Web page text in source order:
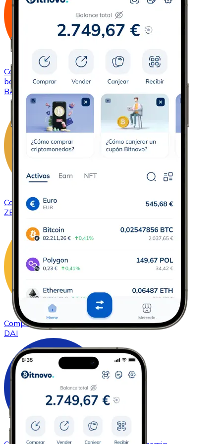
Comprar
bancaria
BAT
ComprarZCash
con transferencia bancaria
ZEC
ComprarDAIcon transferencia bancaria
DAI